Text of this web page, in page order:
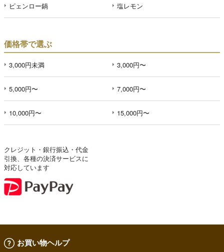
ピェンロー鍋 塩レモン
価格帯で選ぶ
3,000円未満 3,000円〜
5,000円〜 7,000円〜
10,000円〜 15,000円〜
クレジット・銀行振込・代金
引換、各種の決済サービスに
対応しています
お買い物ヘルプ